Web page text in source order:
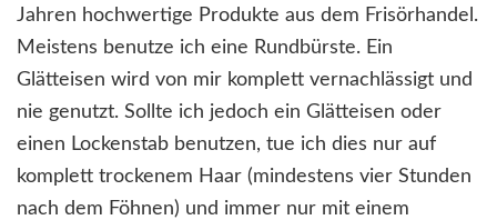
Jahren hochwertige Produkte aus dem Frisörhandel.
Meistens benutze ich eine Rundbürste. Ein
Glätteisen wird von mir komplett vernachlässigt und
nie genutzt. Sollte ich jedoch ein Glätteisen oder
einen Lockenstab benutzen, tue ich dies nur auf
komplett trockenem Haar (mindestens vier Stunden
nach dem Föhnen) und immer nur mit einem